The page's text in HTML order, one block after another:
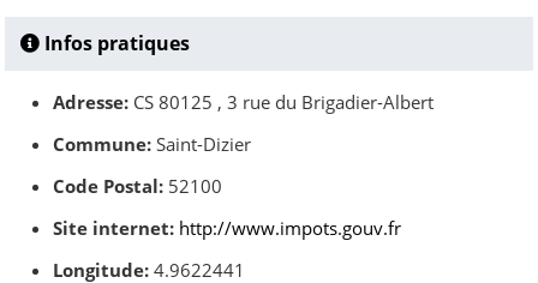
Infos pratiques
Adresse: CS 80125 , 3 rue du Brigadier-Albert
Commune: Saint-Dizier
Code Postal: 52100
Site internet: http://www.impots.gouv.fr
Longitude: 4.9622441